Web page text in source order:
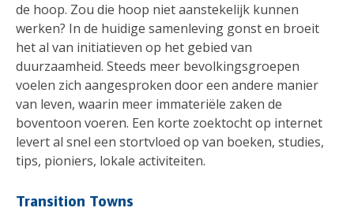
de hoop. Zou die hoop niet aanstekelijk kunnen
werken? In de huidige samenleving gonst en broeit
het al van initiatieven op het gebied van
duurzaamheid. Steeds meer bevolkingsgroepen
voelen zich aangesproken door een andere manier
van leven, waarin meer immateriële zaken de
boventoon voeren. Een korte zoektocht op internet
levert al snel een stortvloed op van boeken, studies,
tips, pioniers, lokale activiteiten.
Transition Towns